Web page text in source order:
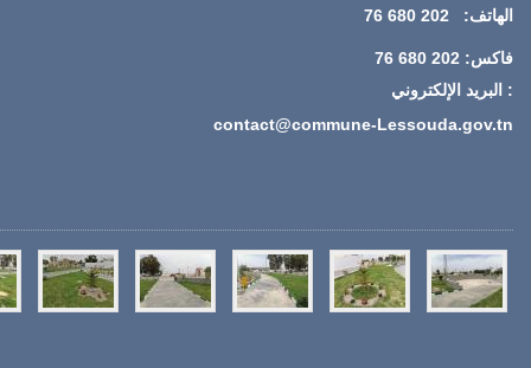
الهاتف: 202 680 76
فاكس: 202 680 76
: البريد الإلكتروني
contact@commune-Lessouda.gov.tn